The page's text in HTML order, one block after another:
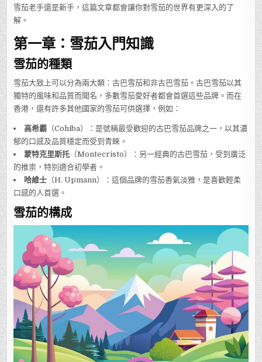
雪茄老手還是新手，這篇文章都會讓你對雪茄的世界有更深入的了
解。
第一章：雪茄入門知識
雪茄的種類
雪茄大致上可以分為兩大類：古巴雪茄和非古巴雪茄。古巴雪茄以其
獨特的風味和品質而聞名，多數雪茄愛好者都會首選這些品牌。而在
香港，還有許多其他國家的雪茄可供選擇，例如：
高希霸 （Cohiba）：是號稱最受歡迎的古巴雪茄品牌之一，以其濃
郁的口感及品質穩定而受到青睞。
蒙特克里斯托 （Montecristo）：另一經典的古巴雪茄，受到廣泛
的推崇，特別適合初學者。
哈維士 （H. Upmann）：這個品牌的雪茄香氣淡雅，是喜歡輕柔
口感的人首選。
雪茄的構成